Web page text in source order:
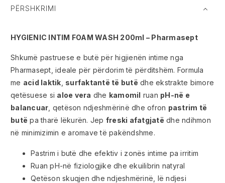
PËRSHKRIMI
HYGIENIC INTIM FOAM WASH 200ml – Pharmasept
Shkumë pastruese e butë për higjienën intime nga
Pharmasept, ideale për përdorim të përditshëm. Formula
me acid laktik surfaktantë të butë dhe ekstrakte bimore
qetësuese si aloe vera dhe kamomil ruan pH-në e
balancuar , qetëson ndjeshmërinë dhe ofron pastrim të
butë pa tharë lëkurën. Jep freski afatgjatë dhe ndihmon
në minimizimin e aromave të pakëndshme.
Pastrim i butë dhe efektiv i zonës intime pa irritim
Ruan pH-në fiziologjike dhe ekuilibrin natyral
Qetëson skuqjen dhe ndjeshmërinë, lë ndjesi